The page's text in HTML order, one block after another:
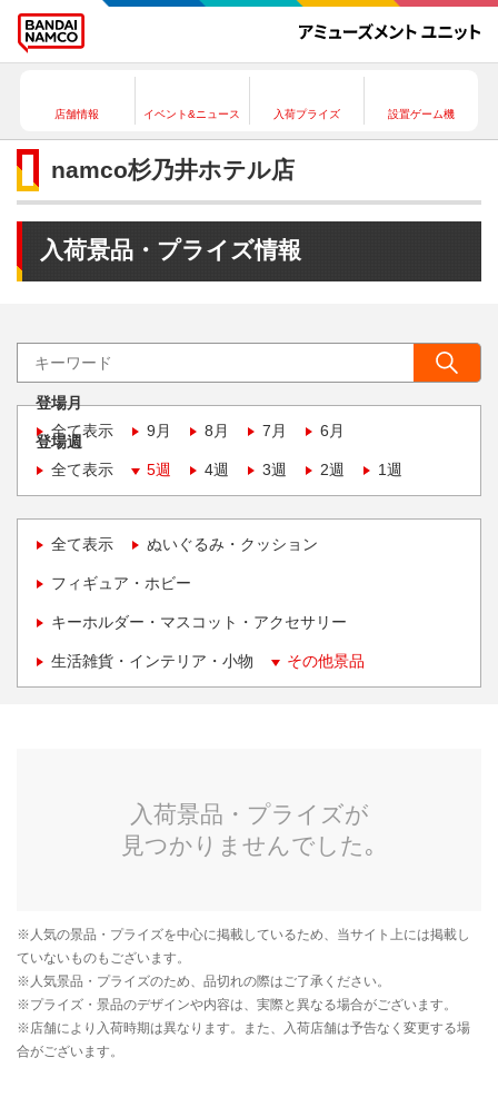
店舗情報 イベント&ニュース 入荷プライズ 設置ゲーム機
namco杉乃井ホテル店
入荷景品・プライズ情報
登場月
全て表示
9月 8月 7月 6月
登場週
全て表示
5週 4週 3週 2週 1週
全て表示 ぬいぐるみ・クッション
フィギュア・ホビー
キーホルダー・マスコット・アクセサリー
生活雑貨・インテリア・小物 その他景品